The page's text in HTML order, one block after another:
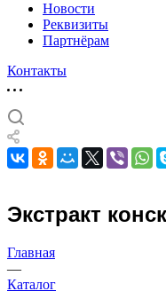
Новости
Реквизиты
Партнёрам
Контакты
Экстракт
Главная
—
Каталог